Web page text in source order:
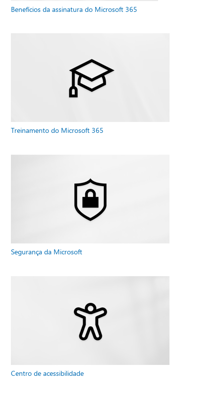
Benefícios da assinatura do Microsoft 365
Treinamento do Microsoft 365
Segurança da Microsoft
Centro de acessibilidade